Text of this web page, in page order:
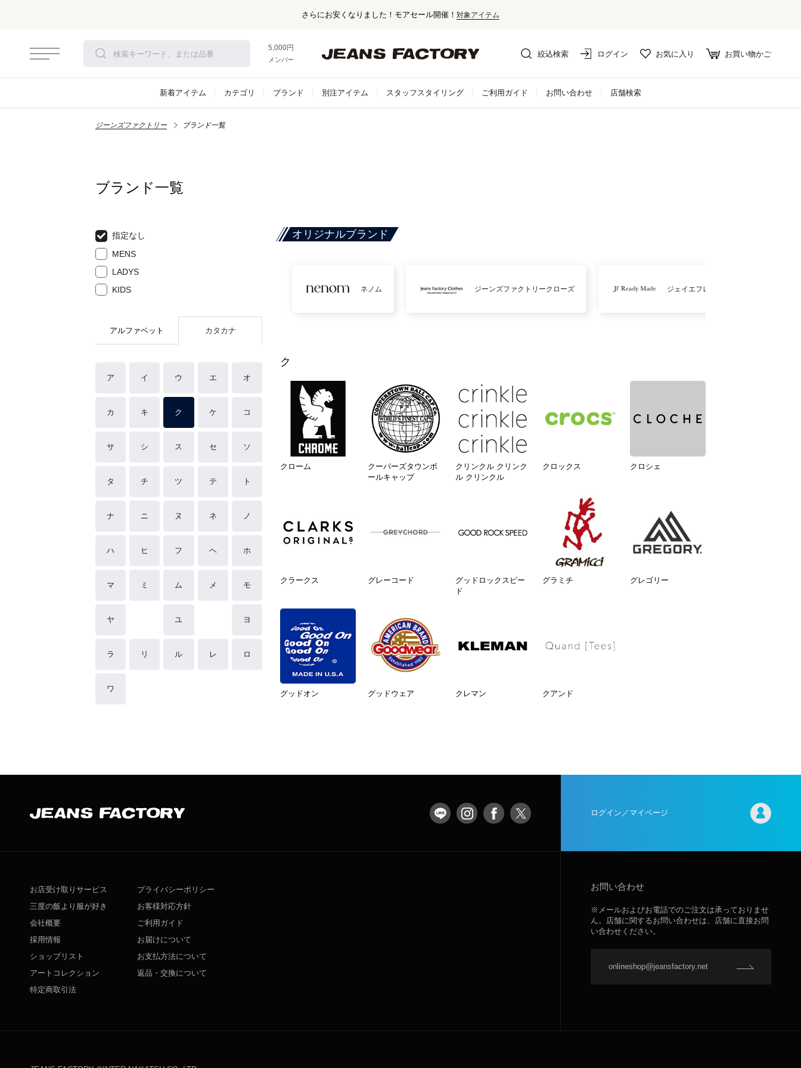
さらにお安くなりました！モアセール開催！ 対象アイテム
5,000円以上お買い上げで送料無料！
メンバー登録でお得な情報をゲット。さらに詳しく
絞込検索 ログイン お気に入り お買い物かご
新着アイテム カテゴリ ブランド 別注アイテム スタッフスタイリング ご利用ガイド お問い合わせ 店舗検索
ジーンズファクトリー ブランド一覧
ブランド一覧
指定なし
MENS
LADYS
KIDS
アルファベット カタカナ
ア イ ウ エ オ
カ キ ク ケ コ
サ シ ス セ ソ
タ チ ツ テ ト
ナ ニ ヌ ネ ノ
ハ ヒ フ ヘ ホ
マ ミ ム メ モ
ヤ ユ ヨ
ラ リ ル レ ロ
ワ
オリジナルブランド
ネノム ジーンズファクトリークローズ ジェイエフレディメイド
ク
クローム
クーパーズタウンボ
ールキャップ
クリンクル クリンク
ル クリンクル
クロックス クロシェ
クラークス グレーコード
グッドロックスピー
ド
グラミチ グレゴリー
グッドオン グッドウェア クレマン クアンド
ログイン／マイページ
お店受け取りサービス
三度の飯より服が好き
会社概要
採用情報
ショップリスト
アートコレクション
特定商取引法
プライバシーポリシー
お客様対応方針
ご利用ガイド
お届けについて
お支払方法について
返品・交換について
お問い合わせ
※メールおよびお電話でのご注文は承っておりませ
ん。店舗に関するお問い合わせは、店舗に直接お問
い合わせください。
onlineshop@jeansfactory.net